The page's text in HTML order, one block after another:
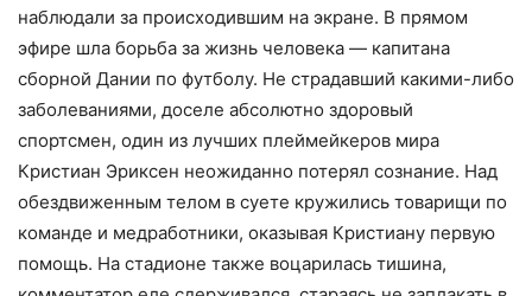
наблюдали за происходившим на экране. В прямом
эфире шла борьба за жизнь человека — капитана
сборной Дании по футболу. Не страдавший какими-либо
заболеваниями, доселе абсолютно здоровый
спортсмен, один из лучших плеймейкеров мира
Кристиан Эриксен неожиданно потерял сознание. Над
обездвиженным телом в суете кружились товарищи по
команде и медработники, оказывая Кристиану первую
помощь. На стадионе также воцарилась тишина,